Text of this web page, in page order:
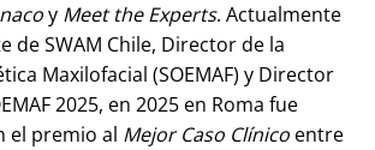
y Meet the Experts. Actualmente
de SWAM Chile, Director de la
Maxilofacial (SOEMAF) y Director
2025, en 2025 en Roma fue
el premio al Mejor Caso Clínico entre